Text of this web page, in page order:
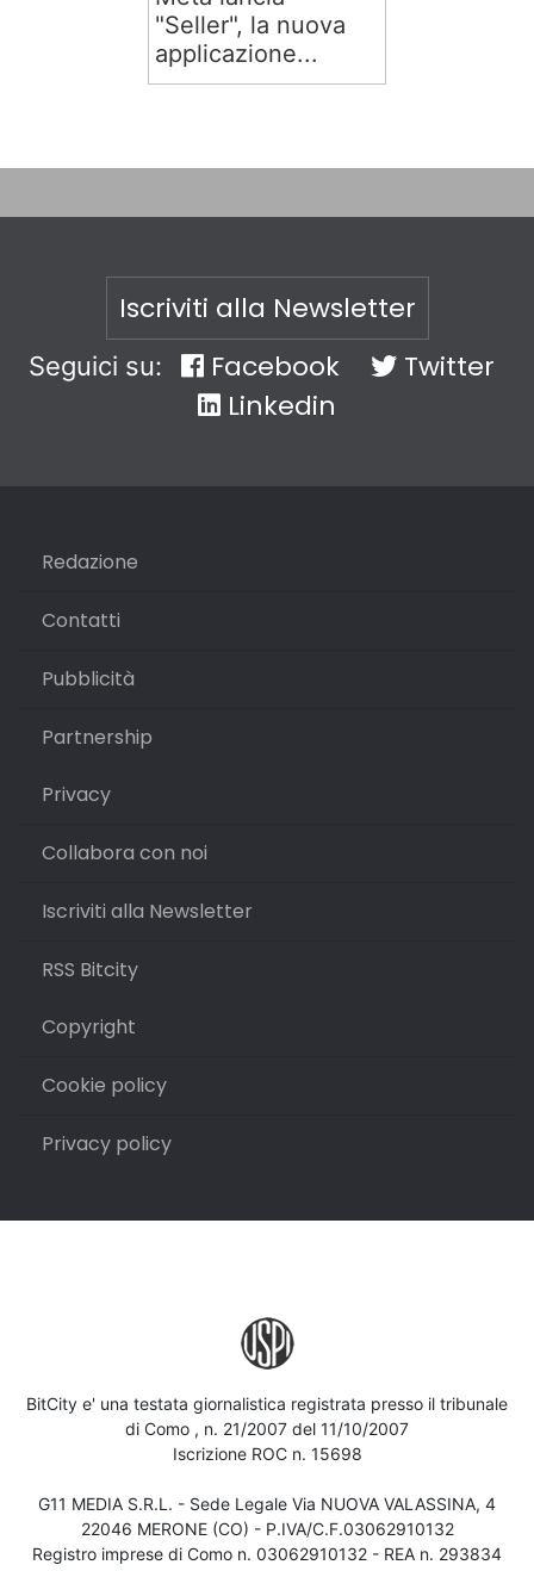
"Seller", la nuova
applicazione...
Iscriviti alla Newsletter
Seguici su: Facebook
Twitter
Linkedin
Redazione
Contatti
Pubblicità
Partnership
Privacy
Collabora con noi
Iscriviti alla Newsletter
RSS Bitcity
Copyright
Cookie policy
Privacy policy
BitCity e' una testata giornalistica registrata presso il tribunale
di Como , n. 21/2007 del 11/10/2007
Iscrizione ROC n. 15698
G11 MEDIA S.R.L. - Sede Legale Via NUOVA VALASSINA, 4
22046 MERONE (CO) - P.IVA/C.F.03062910132
Registro imprese di Como n. 03062910132 - REA n. 293834